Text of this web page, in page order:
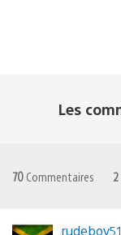
Les
70 Commentaires 2
rudeboy51